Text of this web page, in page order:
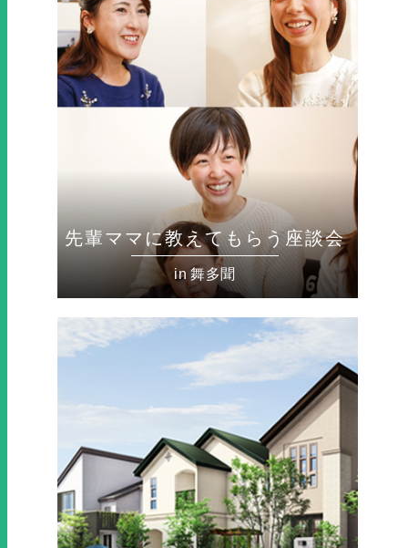
先輩ママに教えてもらう座談会
in 舞多聞